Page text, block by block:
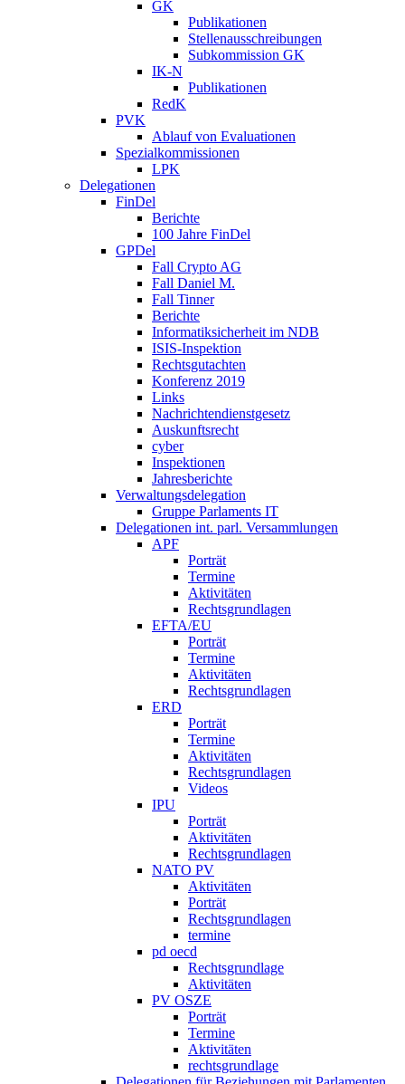
GK
Publikationen
Stellenausschreibungen
Subkommission GK
IK-N
Publikationen
RedK
PVK
Ablauf von Evaluationen
Spezialkommissionen
LPK
Delegationen
FinDel
Berichte
100 Jahre FinDel
GPDel
Fall Crypto AG
Fall Daniel M.
Fall Tinner
Berichte
Informatiksicherheit ­im NDB
ISIS-Inspektion
Rechtsgutachten
Konferenz 2019
Links
Nachrichtendienstgesetz
Auskunftsrecht
cyber
Inspektionen
Jahresberichte
Verwaltungsdelegation
Gruppe Parlaments IT
Delegationen int. parl. Versammlungen
APF
Porträt
Termine
Aktivitäten
Rechtsgrundlagen
EFTA/EU
Porträt
Termine
Aktivitäten
Rechtsgrundlagen
ERD
Porträt
Termine
Aktivitäten
Rechtsgrundlagen
Videos
IPU
Porträt
Aktivitäten
Rechtsgrundlagen
NATO PV
Aktivitäten
Porträt
Rechtsgrundlagen
termine
pd oecd
Rechtsgrundlage
Aktivitäten
PV OSZE
Porträt
Termine
Aktivitäten
rechtsgrundlage